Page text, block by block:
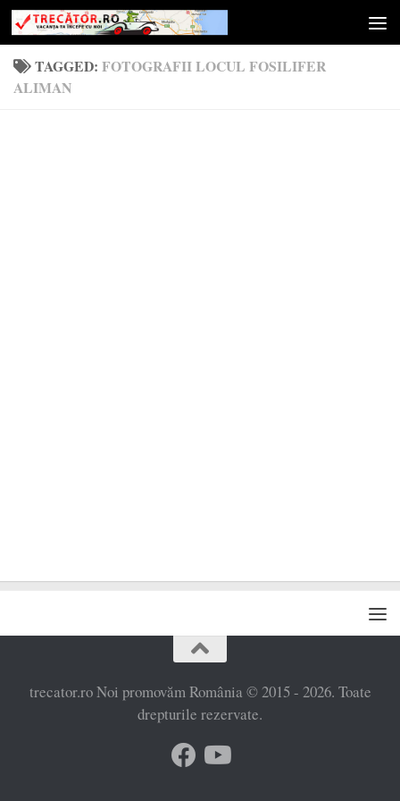
Skip to content
TAGGED: FOTOGRAFII LOCUL FOSILIFER
ALIMAN
trecator.ro Noi promovăm România © 2015 - 2026. Toate
drepturile rezervate.